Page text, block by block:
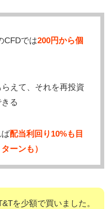
CFDでは200円から個
らえて、それを再投資
る
配当利回り10%も目
ーンも）
を少額で買いました。